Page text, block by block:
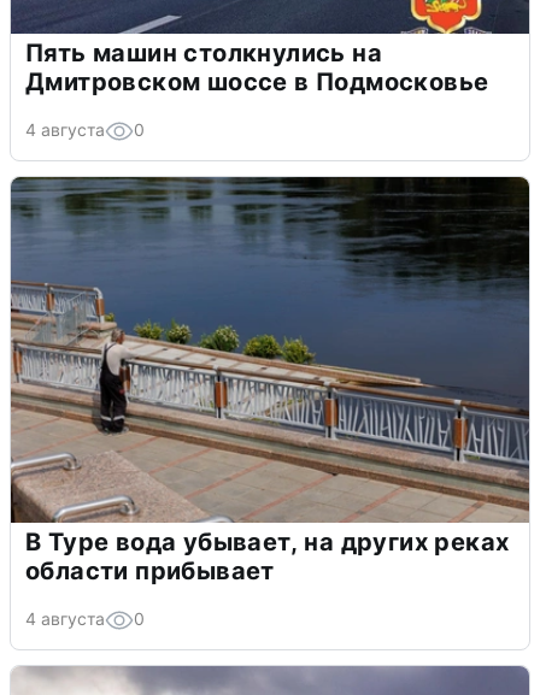
Пять машин столкнулись на
Дмитровском шоссе в Подмосковье
4 августа 0
В Туре вода убывает, на других реках
области прибывает
4 августа 0